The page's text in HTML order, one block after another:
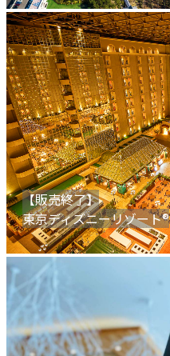
【販売終了】
東京ディズニーリゾート®